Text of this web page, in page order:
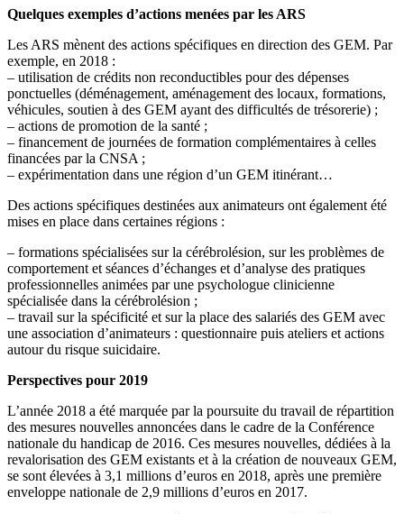
Quelques exemples d’actions menées par les ARS
Les ARS mènent des actions spécifiques en direction des GEM. Par
exemple, en 2018 :
– utilisation de crédits non reconductibles pour des dépenses
ponctuelles (déménagement, aménagement des locaux, formations,
véhicules, soutien à des GEM ayant des difficultés de trésorerie) ;
– actions de promotion de la santé ;
– financement de journées de formation complémentaires à celles
financées par la CNSA ;
– expérimentation dans une région d’un GEM itinérant…
Des actions spécifiques destinées aux animateurs ont également été
mises en place dans certaines régions :
– formations spécialisées sur la cérébrolésion, sur les problèmes de
comportement et séances d’échanges et d’analyse des pratiques
professionnelles animées par une psychologue clinicienne
spécialisée dans la cérébrolésion ;
– travail sur la spécificité et sur la place des salariés des GEM avec
une association d’animateurs : questionnaire puis ateliers et actions
autour du risque suicidaire.
Perspectives pour 2019
L’année 2018 a été marquée par la poursuite du travail de répartition
des mesures nouvelles annoncées dans le cadre de la Conférence
nationale du handicap de 2016. Ces mesures nouvelles, dédiées à la
revalorisation des GEM existants et à la création de nouveaux GEM,
se sont élevées à 3,1 millions d’euros en 2018, après une première
enveloppe nationale de 2,9 millions d’euros en 2017.